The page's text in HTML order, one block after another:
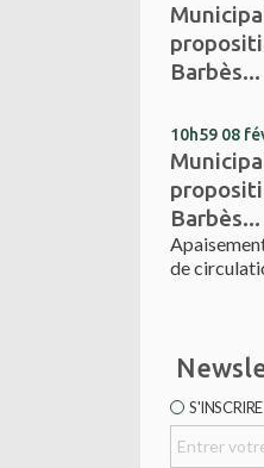
Barbès...
10h59 08
Barbès...
de
S'INSCRIRE